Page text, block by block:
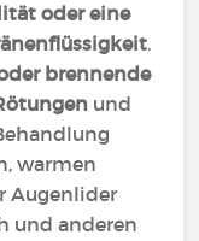
oder eine
.
brennende
und
warmen
Augenlider
und anderen